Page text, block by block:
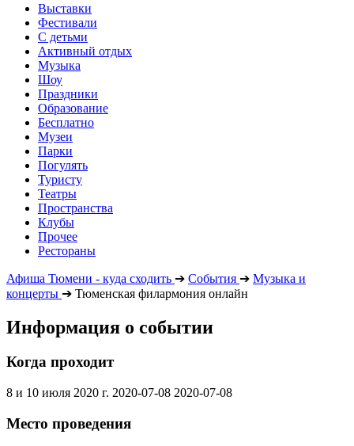
Выставки
Фестивали
С детьми
Активный отдых
Музыка
Шоу
Праздники
Образование
Бесплатно
Музеи
Парки
Погулять
Туристу
Театры
Пространства
Клубы
Прочее
Рестораны
Афиша Тюмени - куда сходить ➔ События ➔ Музыка и
концерты ➔ Тюменская филармония онлайн
Информация о событии
Когда проходит
8 и 10 июля 2020 г. 2020-07-08 2020-07-08
Место проведения